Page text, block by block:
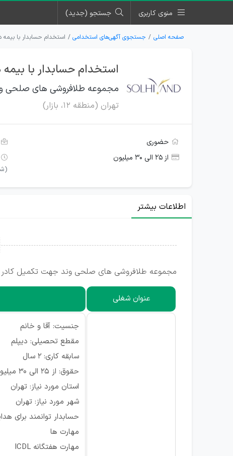
منوی کاربری جستجو (جدید)
صفحه اصلی جستجوی آگهی‌های استخدامی استخدام حسابدار با
استخدام حسابدار با
مجموعه طلافروشی های صلحی
تهران (منطقه ۱۲، بازار)
حضوری
از ۲۵ الی ۳۰ میلیون
(شنبه
اطلاعات بیشتر
مجموعه طلافروشی های صلحی وند جهت تکمیل کادر خود در استان تهران، شهر تهران
عنوان شغلی
جنسیت: آقا و خانم
مقطع تحصیلی: دیپلم
سابقه کاری: ۲ سال
حقوق: از ۲۵ الی ۳۰ میلیون
استان مورد نیاز: تهران
شهر مورد نیاز: تهران
حسابدار توانمند برای
مهارت ها
مهارت هفتگانه ICDL